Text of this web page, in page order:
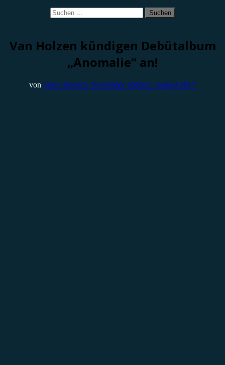
Suchen
nach:
Van Holzen kündigen Debütalbum
„Anomalie“ an!
von Jonas Horn25. November 201624. August 2017